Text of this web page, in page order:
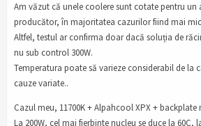
Am văzut că unele coolere sunt cotate pentru un
producător, în majoritatea cazurilor fiind mai mic
Altfel, testul ar confirma doar dacă soluția de
nu sub control 300W.
Temperatura poate să varieze considerabil de la
cauze variate..
Cazul meu, 11700K + Alpahcool XPX + backplate
La 200W, cel mai fierbinte nucleu se duce la 60C,